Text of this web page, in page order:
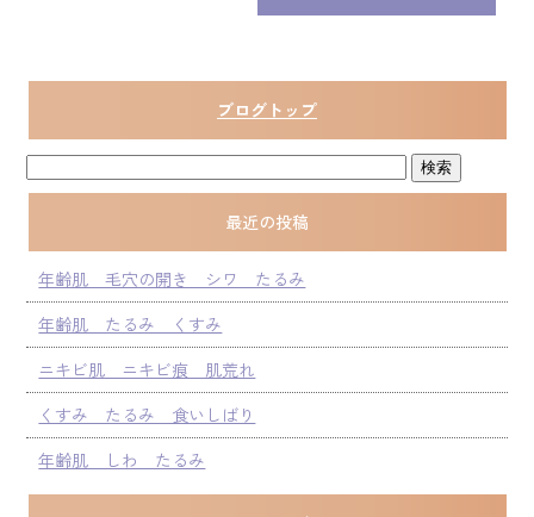
ブログトップ
最近の投稿
年齢肌 毛穴の開き シワ たるみ
年齢肌 たるみ くすみ
ニキビ肌 ニキビ痕 肌荒れ
くすみ たるみ 食いしばり
年齢肌 しわ たるみ